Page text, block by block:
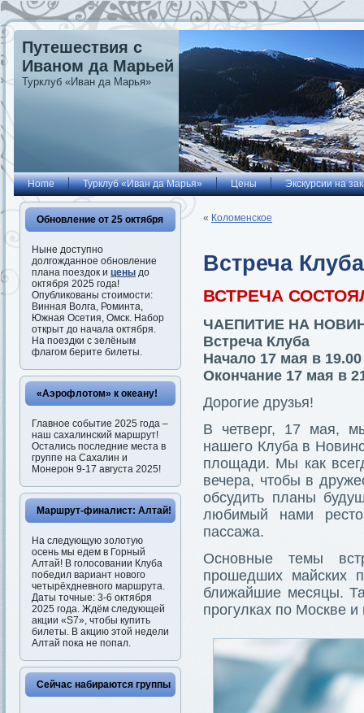
Путешествия с
Иваном да Марьей
Турклуб «Иван да Марья»
Home Турклуб «Иван да Марья» Цены Экскурсии на
Обновление от 25 октября
Ныне доступно
долгожданное обновление
плана поездок и цены до
октября 2025 года!
Опубликованы стоимости:
Винная Волга, Роминта,
Южная Осетия, Омск. Набор
открыт до начала октября.
На поездки с зелёным
флагом берите билеты.
«Аэрофлотом» к океану!
Главное событие 2025 года –
наш сахалинский маршрут!
Остались последние места в
группе на Сахалин и
Монерон 9-17 августа 2025!
Маршрут-финалист: Алтай!
На следующую золотую
осень мы едем в Горный
Алтай! В голосовании Клуба
победил вариант нового
четырёхдневного маршрута.
Даты точные: 3-6 октября
2025 года. Ждём следующей
акции «S7», чтобы купить
билеты. В акцию этой недели
Алтай пока не попал.
Сейчас набираются группы
« Коломенское
Встреча
ВСТРЕЧА
ЧАЕПИТИЕ НА
Встреча Клуба
Начало 17 мая в 19.00
Окончание 17 мая в
Дорогие друзья!
В четверг, 17 мая,
нашего Клуба в
площади. Мы как
вечера, чтобы в
обсудить планы
любимый нами
пассажа.
Основные темы
прошедших майских
ближайшие месяцы.
прогулках по Москве